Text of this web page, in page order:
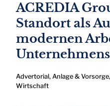
ACREDIA
Standort als
modernen
Advertorial, Anlage & Vorsorge,
Wirtschaft